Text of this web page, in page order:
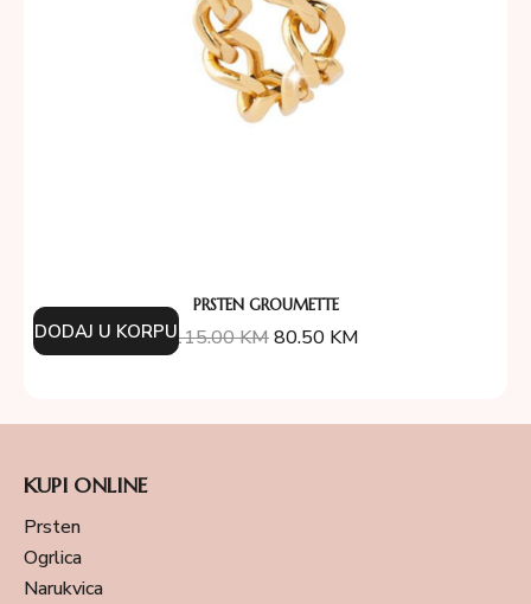
PRSTEN GROUMETTE
115.00KM80.50 KM
DODAJ U KORPU
KUPI ONLINE
Prsten
Ogrlica
Narukvica